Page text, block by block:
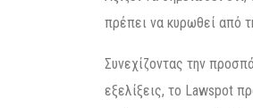
πρέπει να κυρωθεί από
Συνεχίζοντας την
εξελίξεις, το Lawspot